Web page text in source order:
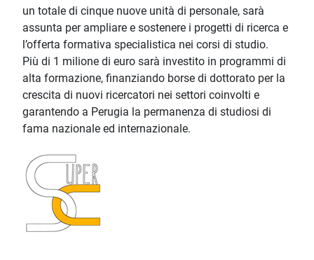
un totale di cinque nuove unità di personale, sarà
assunta per ampliare e sostenere i progetti di ricerca e
l’offerta formativa specialistica nei corsi di studio.
Più di 1 milione di euro sarà investito in programmi di
alta formazione, finanziando borse di dottorato per la
crescita di nuovi ricercatori nei settori coinvolti e
garantendo a Perugia la permanenza di studiosi di
fama nazionale ed internazionale.